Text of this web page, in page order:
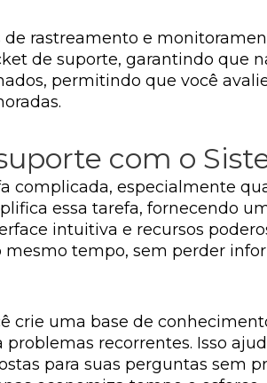
rastreamento e
de suporte, garantindo que
permitindo que você
com o
complicada, especialmente
essa tarefa, fornecendo
intuitiva e recursos
tempo, sem perder
crie uma base de
recorrentes. Isso
para suas perguntas sem